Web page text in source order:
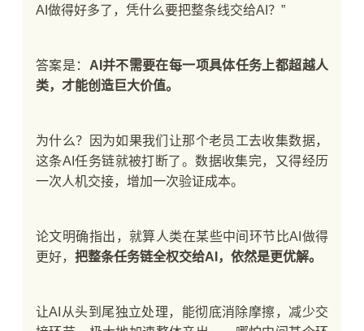
AI做得好多了，凭什么要把整条线交给AI？”
答案是： AI并不需要在每一项具体任务上都超越人
类，才能创造巨大价值。
为什么？因为如果我们让那个老员工去收集数据，
这条AI任务链就被打断了。数据收集完，又得经历
一次人机交接，增加一次验证成本。
论文明确指出，就算人类在某些中间环节比AI做得
更好， 把整条任务链全权交给AI，依然是更优解。
让AI从头到尾独立处理，能彻底消除摩擦，减少交